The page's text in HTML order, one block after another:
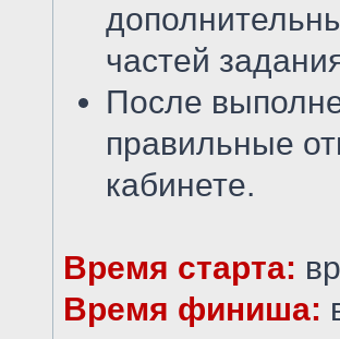
частей
После
правильные
кабинете.
Время старта:
Время финиша: